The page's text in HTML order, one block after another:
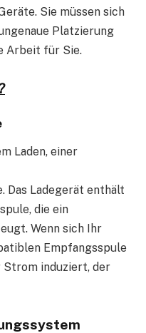
Sie müssen sich
Platzierung
Arbeit für Sie.
Laden, einer
Das Ladegerät enthält
die ein
Wenn sich Ihr
Empfangsspule
induziert, der